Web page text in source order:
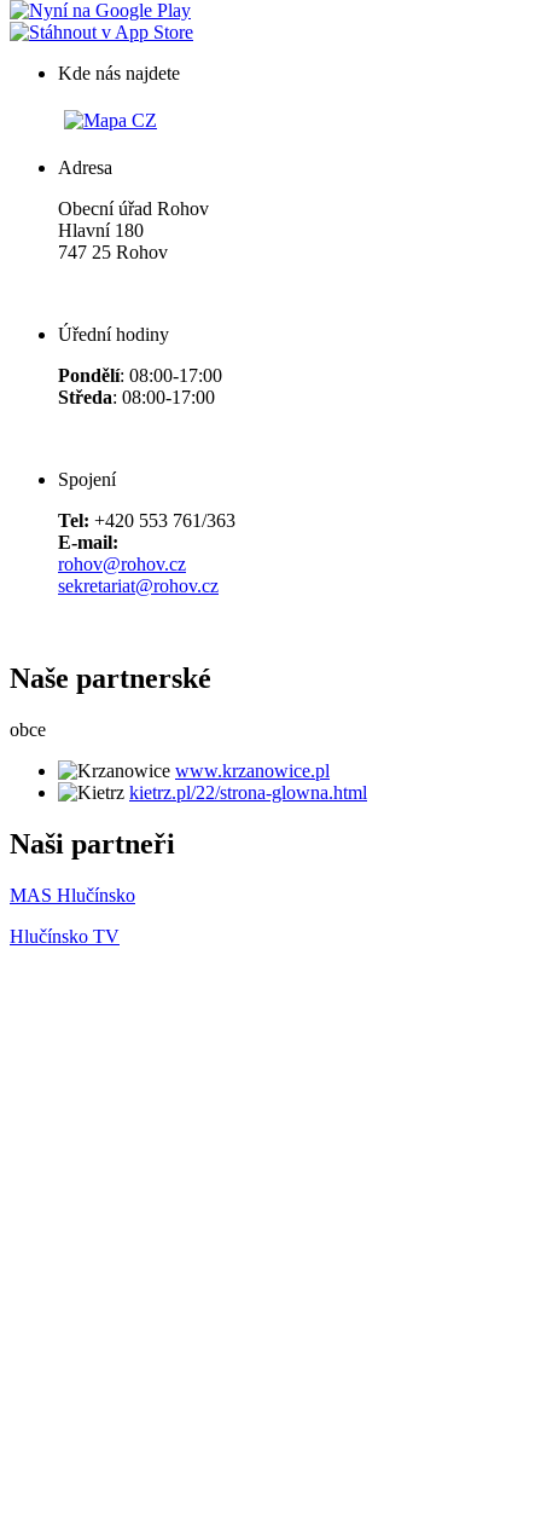
Kde nás najdete
Adresa
Obecní úřad Rohov
Hlavní 180
747 25 Rohov
Úřední hodiny
Pondělí: 08:00-17:00
Středa: 08:00-17:00
Spojení
Tel: +420 553 761/363
E-mail:
rohov@rohov.cz
sekretariat@rohov.cz
Naše partnerské
obce
www.krzanowice.pl
kietrz.pl/22/strona-glowna.html
Naši partneři
MAS Hlučínsko
Hlučínsko TV